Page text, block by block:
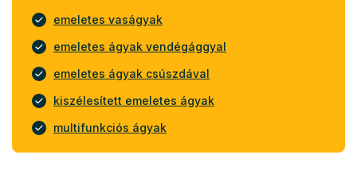
emeletes vaságyak
emeletes ágyak vendégággyal
emeletes ágyak csúszdával
kiszélesített emeletes ágyak
multifunkciós ágyak